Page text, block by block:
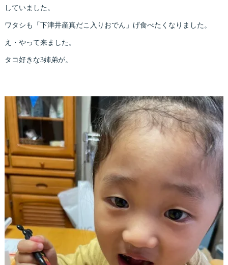
していました。
ワタシも「下津井産真だこ入りおでん」げ食べたくなりました。
え・やって来ました。
タコ好きな3姉弟が。